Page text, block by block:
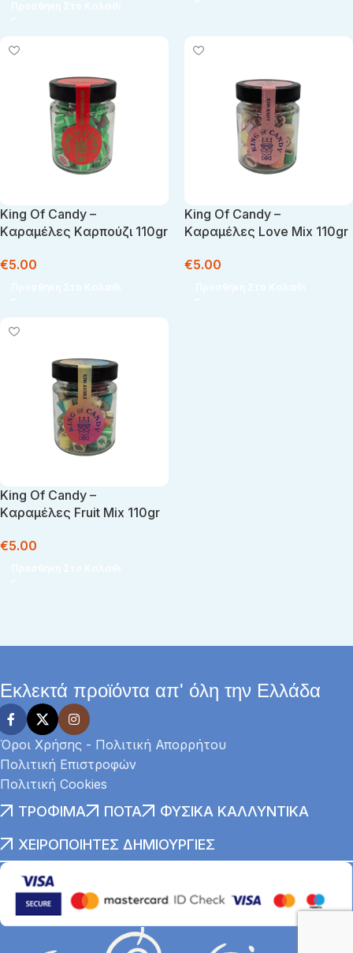
King Of Candy –
Kαραμέλες Kαρπούζι 110gr
€5.00
King Of Candy –
Kαραμέλες Love Mix 110gr
€5.00
King Of Candy –
Kαραμέλες Fruit Mix 110gr
€5.00
Εκλεκτά προϊόντα απ' όλη την Ελλάδα
Όροι Χρήσης - Πολιτική Απορρήτου
Πολιτική Επιστροφών
Πολιτική Cookies
ΤΡΌΦΙΜΑ ΠΟΤΆ
ΦΥΣΙΚΆ ΚΑΛΛΥΝΤΙΚΆ
ΧΕΙΡΟΠΟΊΗΤΕΣ ΔΗΜΙΟΥΡΓΊΕΣ